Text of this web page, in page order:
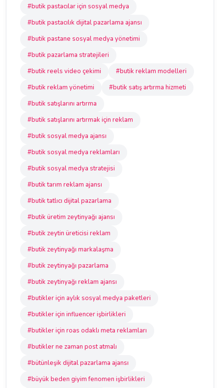
#butik pastacılar için sosyal medya
#butik pastacılık dijital pazarlama ajansı
#butik pastane sosyal medya yönetimi
#butik pazarlama stratejileri
#butik reels video çekimi
#butik reklam modelleri
#butik reklam yönetimi
#butik satış artırma hizmeti
#butik satışlarını artırma
#butik satışlarını artırmak için reklam
#butik sosyal medya ajansı
#butik sosyal medya reklamları
#butik sosyal medya stratejisi
#butik tarım reklam ajansı
#butik tatlıcı dijital pazarlama
#butik üretim zeytinyağı ajansı
#butik zeytin üreticisi reklam
#butik zeytinyağı markalaşma
#butik zeytinyağı pazarlama
#butik zeytinyağı reklam ajansı
#butikler için aylık sosyal medya paketleri
#butikler için influencer işbirlikleri
#butikler için roas odaklı meta reklamları
#butikler ne zaman post atmalı
#bütünleşik dijital pazarlama ajansı
#büyük beden giyim fenomen işbirlikleri